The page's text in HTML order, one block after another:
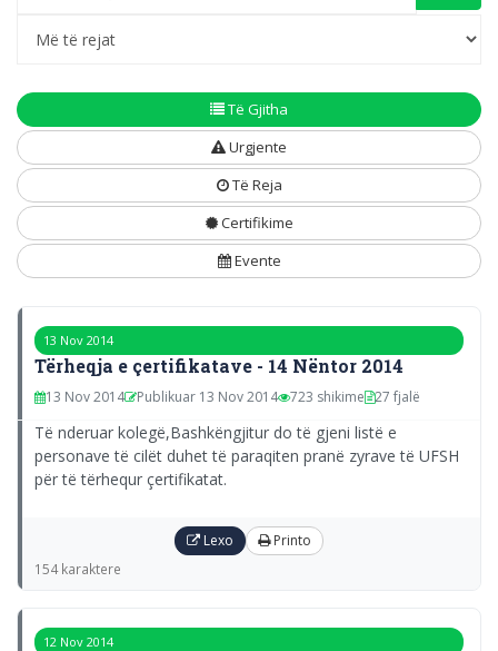
Të Gjitha
Urgjente
Të Reja
Certifikime
Evente
13 Nov 2014
Tërheqja e çertifikatave - 14 Nëntor 2014
13 Nov 2014 Publikuar 13 Nov 2014 723 shikime 27 fjalë
Të nderuar kolegë,Bashkëngjitur do të gjeni listë e
personave të cilët duhet të paraqiten pranë zyrave të UFSH
për të tërhequr çertifikatat.
Lexo Printo
154 karaktere
12 Nov 2014